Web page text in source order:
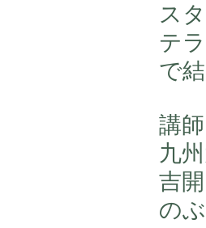
ス
テ
で
講師
九
吉
の